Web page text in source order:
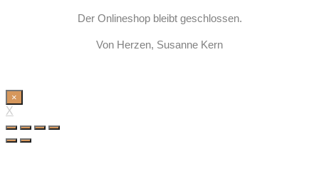
Der Onlineshop bleibt geschlossen.
Von Herzen, Susanne Kern
×
X